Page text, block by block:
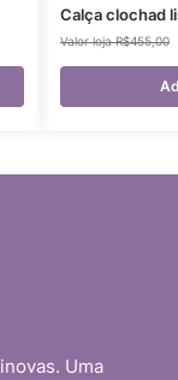
Calça clochad
R$455,00
Uma